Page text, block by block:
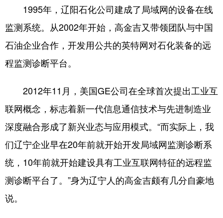
1995年，辽阳石化公司建成了局域网的设备在线
监测系统。从2002年开始，高金吉又带领团队与中国
石油企业合作，开发用公共的英特网对石化装备的远
程监测诊断平台。
2012年11月，美国GE公司在全球首次提出工业互
联网概念，标志着新一代信息通信技术与先进制造业
深度融合形成了新兴业态与应用模式。“而实际上，我
们辽宁企业早在20年前就开始开发局域网监测诊断系
统，10年前就开始建设具有工业互联网特征的远程监
测诊断平台了。”身为辽宁人的高金吉颇有几分自豪地
说。